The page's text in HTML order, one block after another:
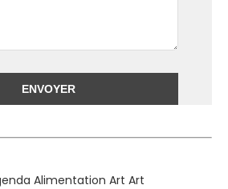
Alimentation Art Art